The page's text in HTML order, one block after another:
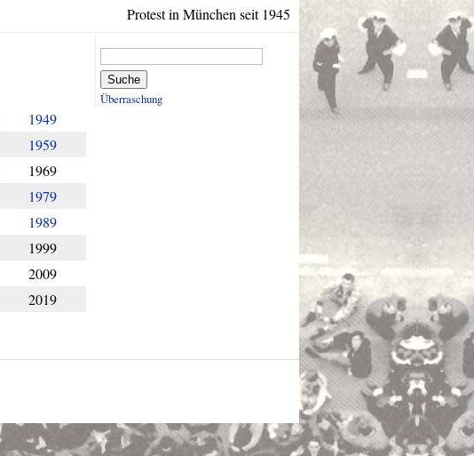
Protest in München seit 1945
1949
1959
1969
1979
1989
1999
2009
2019
Suche
Überraschung